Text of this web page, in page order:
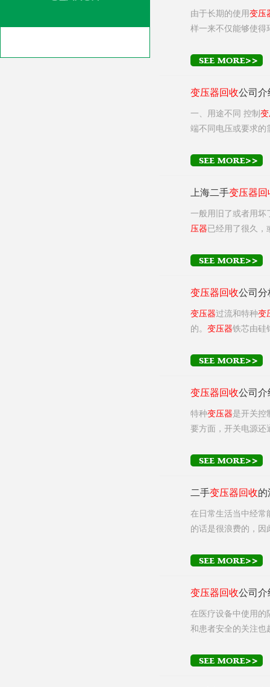
由于长期的使用变压
样一来不仅能够使得
变压器回收公司介
一、用途不同 控制
端不同电压或要求的
上海二手变压器回
一般用旧了或者用坏
压器已经用了很久，
变压器回收公司分
变压器过流和特种变
的。变压器铁芯由硅
变压器回收公司介
特种变压器是开关控
要方面，开关电源还
二手变压器回收的
在日常生活当中经常
的话是很浪费的，因
变压器回收公司介
在医疗设备中使用的
和患者安全的关注也